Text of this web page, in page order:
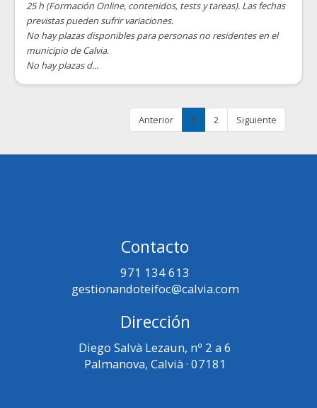
25 h (Formación Online, contenidos, tests y tareas). Las fechas
previstas pueden sufrir variaciones.
No hay plazas disponibles para personas no residentes en el
municipio de Calvia.
No hay plazas d...
Anterior 1 2 Siguiente
Contacto
971 134 613
gestionandoteifoc@calvia.com
Dirección
Diego Salvà Lezaun, nº 2 a 6
Palmanova, Calvià · 07181